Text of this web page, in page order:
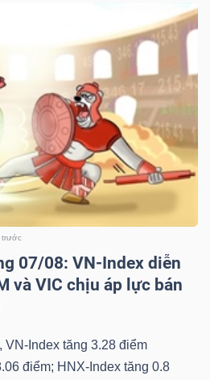
trước
07/08: VN-Index diễn
và VIC chịu áp lực bán
VN-Index tăng 3.28 điểm
điểm; HNX-Index tăng 0.8